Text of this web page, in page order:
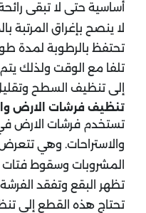
أساسية حتى لا تبقى
لا ينصح بإغراق المرتبة
تحتفظ بالرطوبة لمدة
تلفا مع الوقت ولذلك
إلى تنظيف السطح
تنظيف فرشات الارض
تستخدم فرشات الارض
والاستراحات. وهي
المشروبات وسقوط فتات
تظهر البقع وتفقد الفرشة
تحتاج هذه القطع إلى